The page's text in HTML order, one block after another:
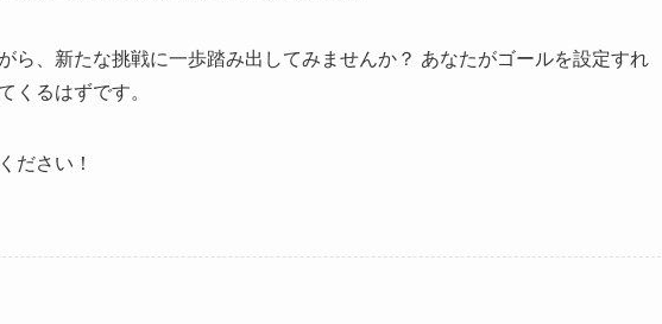
ら、新たな挑戦に一歩踏み出してみませんか？ あなたがゴールを設定すれ
くるはずです。
ださい！